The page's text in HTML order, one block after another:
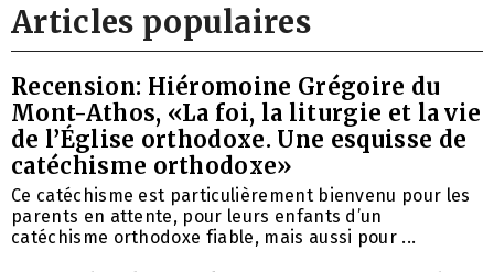
Articles populaires
Recension: Hiéromoine Grégoire du
Mont-Athos, «La foi, la liturgie et la vie
de l’Église orthodoxe. Une esquisse de
catéchisme orthodoxe»
Ce catéchisme est particulièrement bienvenu pour les
parents en attente, pour leurs enfants d’un
catéchisme orthodoxe fiable, mais aussi pour ...